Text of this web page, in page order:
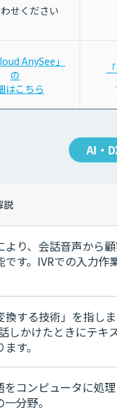
せください
AnySee」
の
はこちら
AI・
説
り、会話音声から
す。IVRでの入力作
換する技術」を指し
しかけたときにテキ
す。
コンピュータに処
分野。